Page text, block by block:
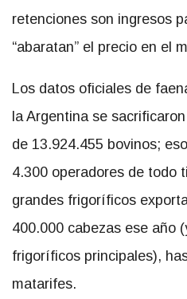
retenciones son ingresos
“abaratan” el precio en el
Los datos oficiales de
la Argentina se
de 13.924.455 bovinos;
4.300 operadores de todo
grandes frigoríficos
400.000 cabezas ese año
frigoríficos principales),
matarifes.